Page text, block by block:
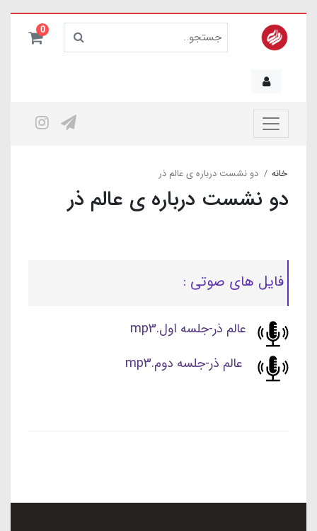
0
خانه دو نشست درباره ی عالم ذر
دو نشست درباره ی عالم ذر
فایل های صوتی :
عالم ذر-جلسه اول.mp3
عالم ذر-جلسه دوم.mp3